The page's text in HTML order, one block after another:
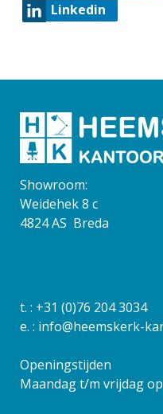
Linkedin
Showroom:
Weidehek 8 c
4824 AS Breda
t. : +31 (0)76 204 3034
e. : info@heemskerk-
Openingstijden
Maandag t/m vrijdag